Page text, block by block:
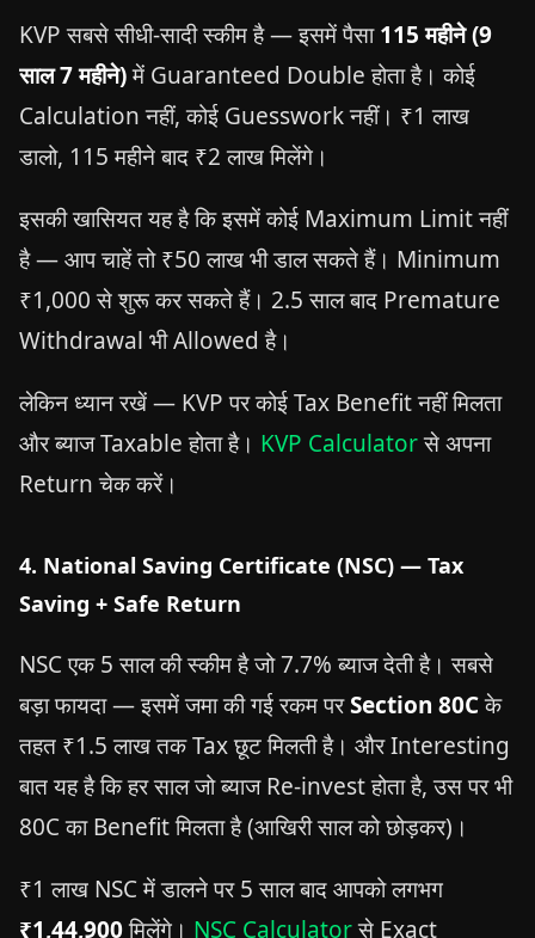
KVP सबसे सीधी-सादी स्कीम है — इसमें पैसा115 महीने (9
साल 7 महीने)में Guaranteed Double होता है। कोई
Calculation नहीं, कोई Guesswork नहीं। ₹1 लाख
डालो, 115 महीने बाद ₹2 लाख मिलेंगे।
इसकी खासियत यह है कि इसमें कोई Maximum Limit नहीं
है — आप चाहें तो ₹50 लाख भी डाल सकते हैं। Minimum
₹1,000 से शुरू कर सकते हैं। 2.5 साल बाद Premature
Withdrawal भी Allowed है।
लेकिन ध्यान रखें — KVP पर कोई Tax Benefit नहीं मिलता
और ब्याज Taxable होता है। KVP Calculatorसे अपना
Return चेक करें।
4. National Saving Certificate (NSC) — Tax
Saving + Safe Return
NSC एक 5 साल की स्कीम है जो 7.7% ब्याज देती है। सबसे
बड़ा फायदा — इसमें जमा की गई रकम परSection 80Cके
तहत ₹1.5 लाख तक Tax छूट मिलती है। और Interesting
बात यह है कि हर साल जो ब्याज Re-invest होता है, उस पर भी
80C का Benefit मिलता है (आखिरी साल को छोड़कर)।
₹1 लाख NSC में डालने पर 5 साल बाद आपको लगभग
₹1,44,900मिलेंगे। NSC Calculatorसे Exact